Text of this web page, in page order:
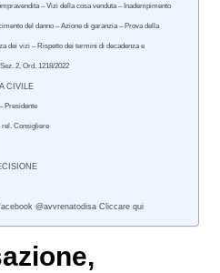
– Vizi della cosa venduta – Inadempimento
del danno – Azione di garanzia – Prova della
dei vizi – Rispetto dei termini di decadenza e
2, Ord. 1218/2022
CIVILE
Presidente
rel. Consigliere
@avvrenatodisa Cliccare qui
,